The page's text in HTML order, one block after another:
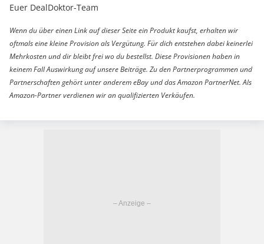
Euer DealDoktor-Team
Wenn du über einen Link auf dieser Seite ein Produkt kaufst, erhalten wir
oftmals eine kleine Provision als Vergütung. Für dich entstehen dabei keinerlei
Mehrkosten und dir bleibt frei wo du bestellst. Diese Provisionen haben in
keinem Fall Auswirkung auf unsere Beiträge. Zu den Partnerprogrammen und
Partnerschaften gehört unter anderem eBay und das Amazon PartnerNet. Als
Amazon-Partner verdienen wir an qualifizierten Verkäufen.